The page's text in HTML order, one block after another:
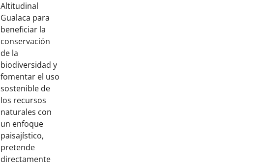
Altitudinal
Gualaca para
beneficiar la
conservación
de la
biodiversidad y
fomentar el uso
sostenible de
los recursos
naturales con
un enfoque
paisajístico,
pretende
directamente